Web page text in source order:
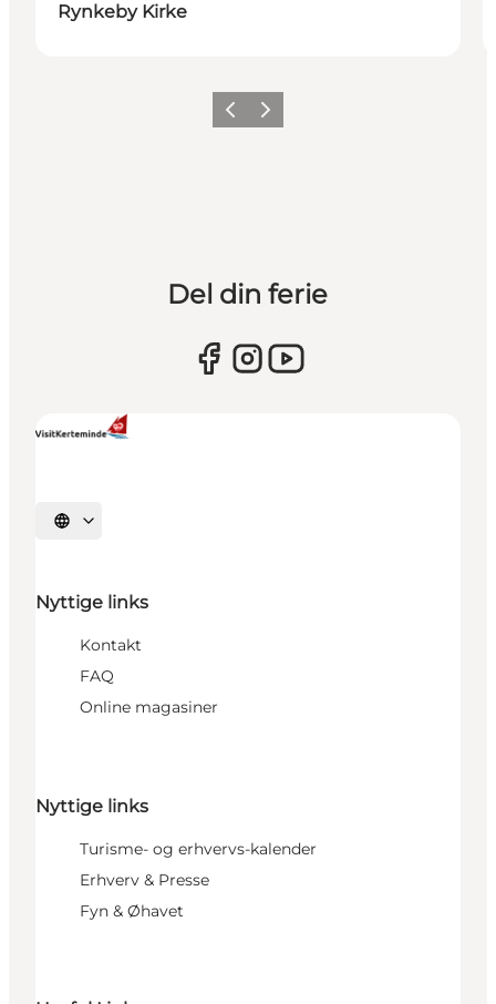
Rynkeby Kirke
ForrigeNæste
Del din ferie
Vælg sprog
Nyttige links
Kontakt
FAQ
Online magasiner
Nyttige links
Turisme- og erhvervs-kalender
Erhverv & Presse
Fyn & Øhavet